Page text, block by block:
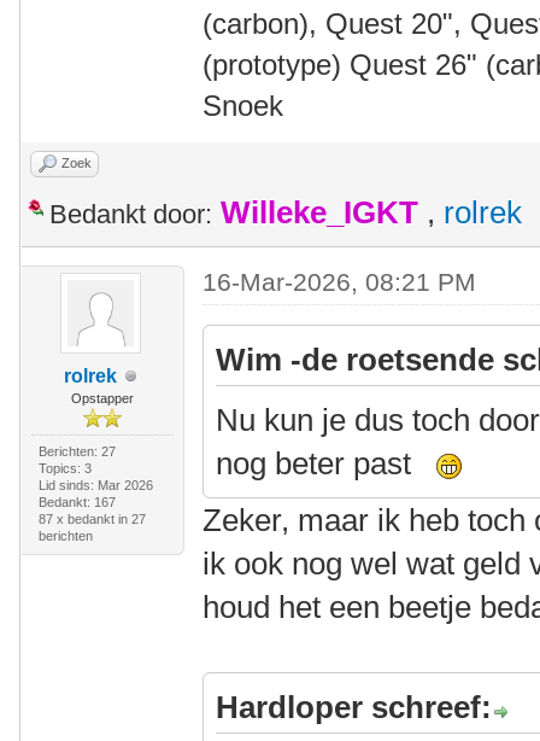
(carbon), Quest 20",
(prototype) Quest 26"
Snoek
Zoek
Bedankt door: Willeke_IGKT , rolrek
rolrek
Opstapper
Berichten: 27
Topics: 3
Lid sinds: Mar 2026
Bedankt: 167
87 x bedankt in 27
berichten
16-Mar-2026, 08:21 PM
Wim -de roetsende
Nu kun je dus toch
nog beter past
Zeker, maar ik heb toch
ik ook nog wel wat geld
houd het een beetje
Hardloper schreef: